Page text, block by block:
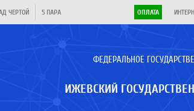
ЧЕРТОЙ 5 ПАРА ОПЛАТА
ФЕДЕРАЛЬНОЕ
ИЖЕВСКИЙ